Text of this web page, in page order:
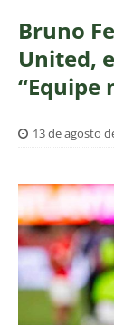
Bruno
United,
“Equipe
13 de agosto